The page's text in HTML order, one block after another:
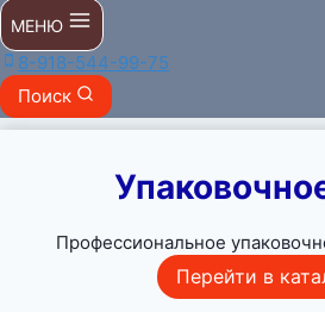
МЕНЮ
8-918-544-99-75
Поиск
Профессиональное
Перейти в